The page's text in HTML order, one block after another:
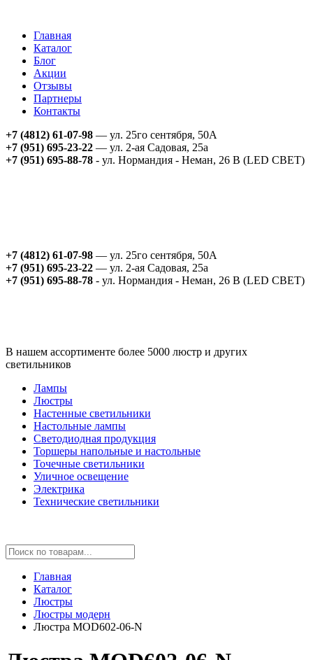
Главная
Каталог
Блог
Акции
Отзывы
Партнеры
Контакты
+7 (4812) 61-07-98 — ул. 25го сентября, 50А
+7 (951) 695-23-22 — ул. 2-ая Садовая, 25а
+7 (951) 695-88-78 - ул. Нормандия - Неман, 26 В (LED СВЕТ)
+7 (4812) 61-07-98 — ул. 25го сентября, 50А
+7 (951) 695-23-22 — ул. 2-ая Садовая, 25а
+7 (951) 695-88-78 - ул. Нормандия - Неман, 26 В (LED СВЕТ)
В нашем ассортименте более 5000 люстр и других
светильников
Лампы
Люстры
Настенные светильники
Настольные лампы
Светодиодная продукция
Торшеры напольные и настольные
Точечные светильники
Уличное освещение
Электрика
Технические светильники
Главная
Каталог
Люстры
Люстры модерн
Люстра MOD602-06-N